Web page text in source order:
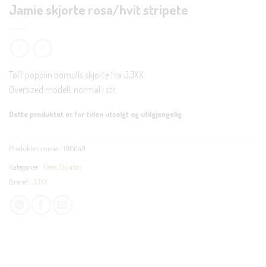
Jamie skjorte rosa/hvit stripete
Tøff popplin bomulls skjorte fra JJXX.
Oversized modell, normal i str.
Dette produktet er for tiden utsolgt og utilgjengelig.
Produktnummer: 106040
Kategorier: Klær Skjorte
Brand:
JJXX